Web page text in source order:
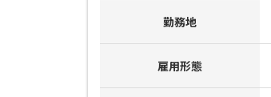
勤務地
雇用形態